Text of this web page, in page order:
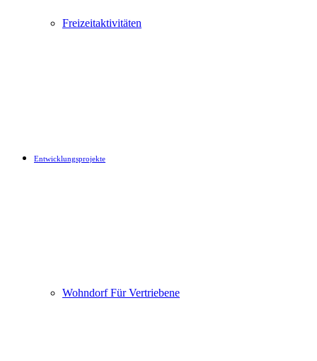
Freizeitaktivitäten
Entwicklungsprojekte
Wohndorf Für Vertriebene